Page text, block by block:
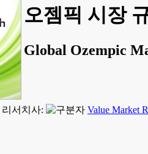
오젬픽 시장
Global Ozempic
리서치사: Value Market